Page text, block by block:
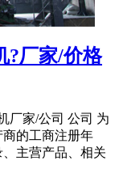
?厂家/价格
厂家/公司 公司 为
的工商注册年
主营产品、相关